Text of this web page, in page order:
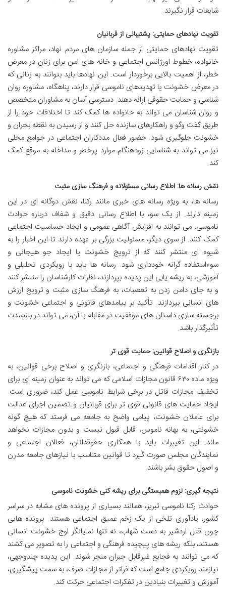
شایعات قرار نگیرند.
تقویت نهادهای حمایتی: پشتیبانی از قربانیان
تقویت نهادهای حمایتی از جمله سازمان های مردم نهاد، مراکز مشاوره
خانواده، خطوط اورژانس اجتماعی و خانه های امن برای زنان در معرض
خطر، از اهمیت بالایی برخوردار است. این نهادها باید بتوانند به زنانی که
در معرض خشونت یا تهدیدهای ناموسی قرار دارند، پناهگاه، مشاوره روان
شناسی و حمایت حقوقی ارائه دهند. دسترسی آسان به مشاوران متخصص
و روان شناسان می تواند به خانواده ها کمک کند تا اختلافات خود را از
طریق گفت وگو و راهکارهای سازنده حل کنند و از رسیدن به نقطه بحران و
خشونت جلوگیری شود. حضور فعال مددکاران اجتماعی در جوامع محلی
نیز می تواند به شناسایی زودهنگام موارد پرخطر و مداخله به موقع کمک
کند.
نقش رسانه ها: اطلاع رسانی مسئولانه و فرهنگ سازی مثبت
رسانه ها، به ویژه رسانه های خبری مانند رکنا، نقش دوگانه ای در این
زمینه دارند. از یک سو، با اطلاع رسانی دقیق و شفاف درباره حوادث
ناموسی، می توانند به افزایش آگاهی عمومی و ایجاد حساسیت اجتماعی
کمک کنند. از سوی دیگر، مسئولیت بزرگی بر عهده دارند تا این اخبار را به
شیوه ای منتشر کنند که از ترویج خشونت یا ایجاد جو هیجانی و
سوءاستفاده گرانه خودداری شود. رسانه ها باید با رویکردی تحلیلی و
آموزشی، به ریشه یابی این پدیده بپردازند، نظرات کارشناسان را منتشر کنند
و به جای دامن زدن به تعصبات، به فرهنگ سازی مثبت و ترویج ارزش
های انسانی بپردازند. تأکید بر پیامدهای قانونی و اجتماعی خشونت و
برجسته سازی داستان های موفقیت در مقابله با آن، می تواند در بلندمدت
تأثیرگذار باشد.
بازنگری و اصلاح قوانین: حمایت قوی تر
در کنار اقدامات فرهنگی و اجتماعی، بازنگری و اصلاح برخی قوانین، به
ویژه ماده ۶۳۰ قانون مجازات اسلامی که می تواند به عنوان زمینه ای برای
تخفیف مجازات قاتل در برخی شرایط ناموسی عمل کند، ضروری است.
ایجاد حمایت های قانونی قوی تر برای قربانیان و تضمین اجرای عدالت
برای عاملان خشونت، پیامی واضح به جامعه می فرستد که هیچ گونه
خشونتی، به بهانه ناموس، قابل قبول نیست و بدون مجازات نخواهد
ماند. این تغییرات باید با همکاری حقوقدانان، فعالان اجتماعی و
نمایندگان مجلس صورت گیرد تا قوانین متناسب با نیازهای جامعه مدرن
و اصول حقوق بشر باشند.
نتیجه گیری: لزوم همبستگی برای ریشه کنی خشونت ناموسی
حوادث رکنا ناموسی تبریز، همانند بسیاری از پرونده های مشابه در سراسر
کشور، یادآوری تلخی از یک زخم عمیق اجتماعی هستند. پرونده هایی
چون قتل اردشیر به دست شهاب، نه تنها نمایانگر اوج خشونت انسانی
هستند، بلکه ریشه های پیچیده فرهنگی و اجتماعی را به تصویر می کشند
که می توانند به فجایع غیرقابل جبران منجر شوند. این پدیده چندوجهی،
نیازمند رویکردی جامع است که فراتر از مجازات صرف، به سمت پیشگیری،
آموزش و تغییرات بنیادین در تفکرات اجتماعی حرکت کند.